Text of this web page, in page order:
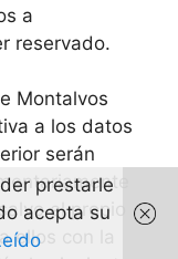
a
reservado.
Montalvos
a los datos
serán
el propio
ellos con la
prestarle
acepta su